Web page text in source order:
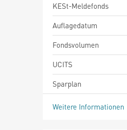
KESt-Meldefonds
Auflagedatum
Fondsvolumen
UCITS
Sparplan
Weitere Informationen